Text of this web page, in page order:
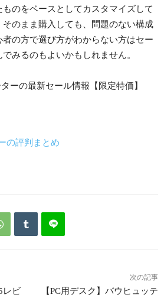
のをベースとしてカスタマイズして
のまま購入しても、問題のない構成
の方で選び方がわからない方はセー
みるのもよいかもしれません。
ーの最新セール情報【限定特価】
の評判まとめ
レビ
次の記事
【PC用デスク】バウヒュッテ